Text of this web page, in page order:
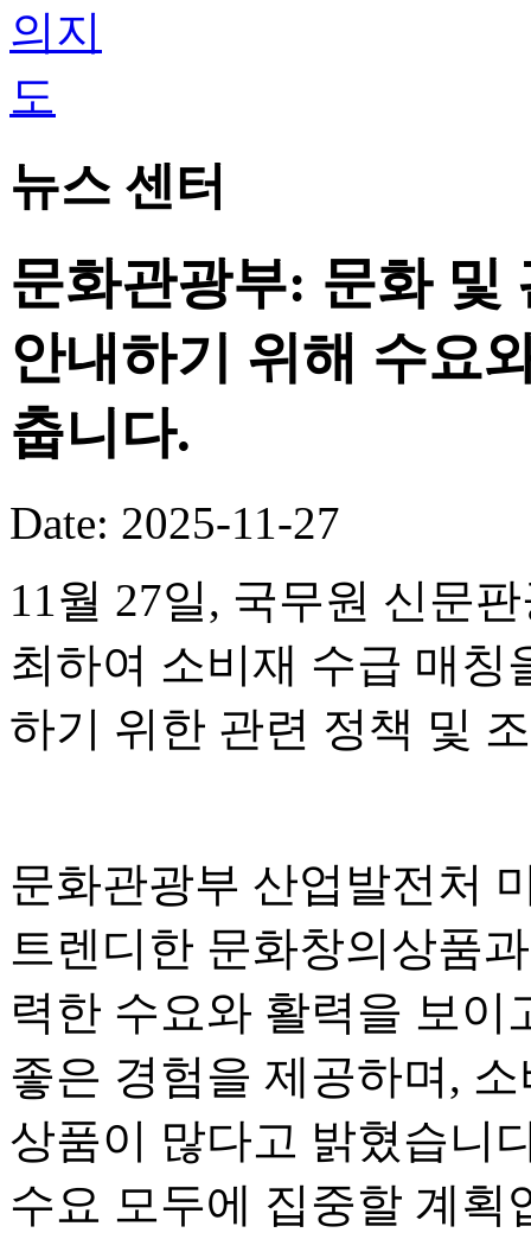
뉴스 센터
문화관광부: 문화 및
안내하기 위해 수요
춥니다.
Date: 2025-11-27
11월 27일, 국무원 신문
최하여 소비재 수급 매칭
하기 위한 관련 정책 및
문화관광부 산업발전처
트렌디한 문화창의상품
력한 수요와 활력을 보이
좋은 경험을 제공하며,
상품이 많다고 밝혔습니
수요 모두에 집중할 계획